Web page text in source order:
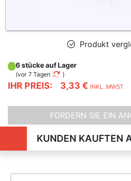
Produkt
IHR PREIS: 3,33 € INKL. MWST.
6 stücke auf Lager
(vor 7 Tagen )
FORDERN SIE EIN
KUNDEN KAUFTEN